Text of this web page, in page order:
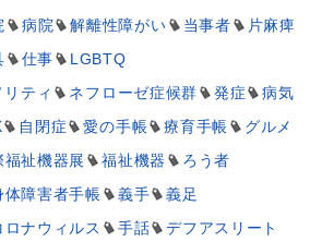
病院 解離性障がい 当事者
片麻痺
仕事
LGBTQ
ティ
ネフローゼ症候群 発症
病気
自閉症 愛の手帳 療育手帳
グルメ
福祉機器展 福祉機器
ろう者
体障害者手帳 義手
義足
ロナウィルス 手話
デフアスリート